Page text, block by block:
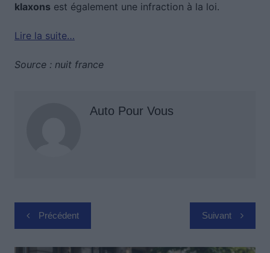
klaxons est également une infraction à la loi.
Lire la suite…
Source : nuit france
Auto Pour Vous
Navigation
de
l’article
Précédent Suivant